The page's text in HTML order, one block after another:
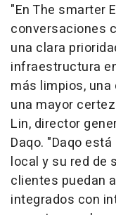
"En The smarter
conversaciones
una clara
infraestructura
más limpios,
una mayor
Lin, director
Daqo. "Daqo
local y su red de
clientes puedan
integrados con